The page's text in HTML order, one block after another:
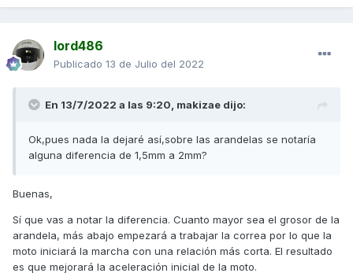
lord486
Publicado 13 de Julio del 2022
En 13/7/2022 a las 9:20, makizae dijo:
Ok,pues nada la dejaré así,sobre las arandelas se notaría
alguna diferencia de 1,5mm a 2mm?
Buenas,
Sí que vas a notar la diferencia. Cuanto mayor sea el grosor de la
arandela, más abajo empezará a trabajar la correa por lo que la
moto iniciará la marcha con una relación más corta. El resultado
es que mejorará la aceleración inicial de la moto.